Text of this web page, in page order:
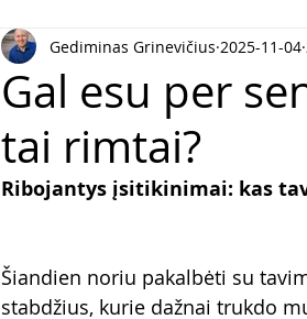
Gal esu per
tai rimtai?
Gediminas Grinevičius 2025-11-04
Ribojantys įsitikinimai: kas
Šiandien noriu pakalbėti su
stabdžius, kurie dažnai trukdo